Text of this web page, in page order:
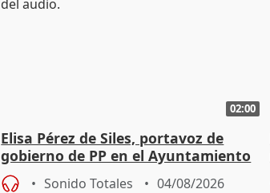
02:00
Elisa Pérez de Siles, portavoz de
gobierno de PP en el Ayuntamiento
de Málaga, deja la política
Sonido Totales 04/08/2026